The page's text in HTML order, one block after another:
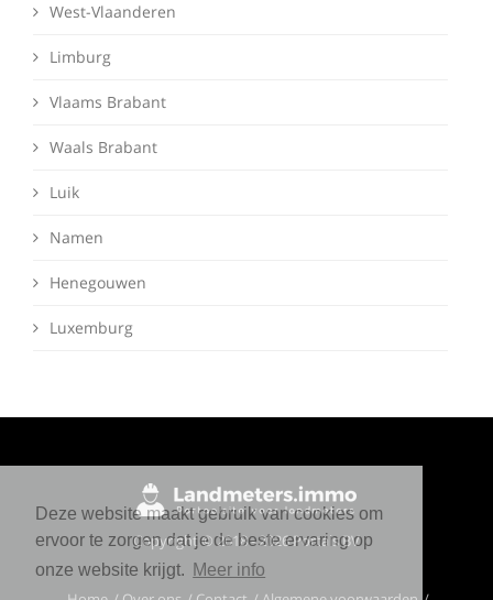
Deze website maakt gebruik van cookies om
ervoor te zorgen dat je de beste ervaring op
onze website krijgt. Meer info
West-Vlaanderen
Limburg
Vlaams Brabant
Waals Brabant
Luik
Namen
Henegouwen
Luxemburg
Copyright © 2018 - 2026 Portals BV